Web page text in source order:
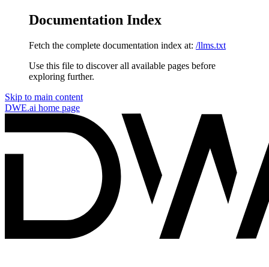
Documentation Index
Fetch the complete documentation index at: /llms.txt
Use this file to discover all available pages before
exploring further.
Skip to main content
DWE.ai home page